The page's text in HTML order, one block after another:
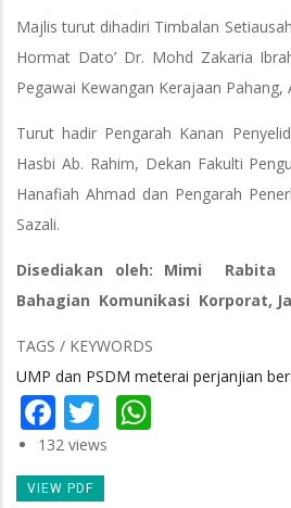
Majlis turut dihadiri Timbalan
Hormat Dato’ Dr. Mohd Zakaria
Pegawai Kewangan Kerajaan Pahang,
Turut hadir Pengarah Kanan
Hasbi Ab. Rahim, Dekan Fakulti
Hanafiah Ahmad dan Pengarah
Sazali.
Disediakan oleh: Mimi
Bahagian Komunikasi Korporat,
TAGS / KEYWORDS
UMP dan PSDM meterai perjanjian
Facebook
Twitter
132 views
VIEW PDF